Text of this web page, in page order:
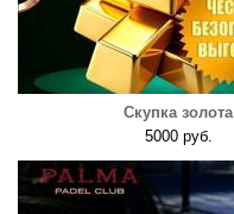
Скупка золота
5000 руб.